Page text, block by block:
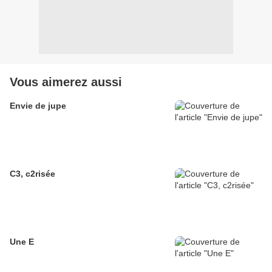
Vous aimerez aussi
Envie de jupe
C3, c2risée
Une E